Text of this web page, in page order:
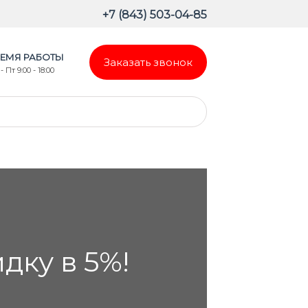
+7 (843) 503-04-85
РАБОТЫ
Пт 9:00 - 18:00
Заказать звонок
в 5%!